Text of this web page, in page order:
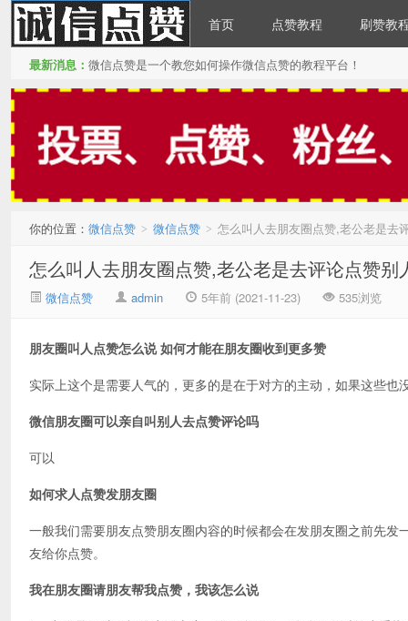
微信点赞
首页 点赞教程 刷赞教
最新消息： 微信点赞是一个教您如何操作微信点赞的教程平台！
你的位置： 微信点赞 > 微信点赞 > 怎么叫人去朋友圈点赞,老公老是去
怎么叫人去朋友圈点赞,老公老是去评论点赞别
微信点赞 admin 5年前 (2021-11-23) 535浏览
朋友圈叫人点赞怎么说 如何才能在朋友圈收到更多赞
实际上这个是需要人气的，更多的是在于对方的主动，如果这些也
微信朋友圈可以亲自叫别人去点赞评论吗
可以
如何求人点赞发朋友圈
一般我们需要朋友点赞朋友圈内容的时候都会在发朋友圈之前先
友给你点赞。
我在朋友圈请朋友帮我点赞，我该怎么说